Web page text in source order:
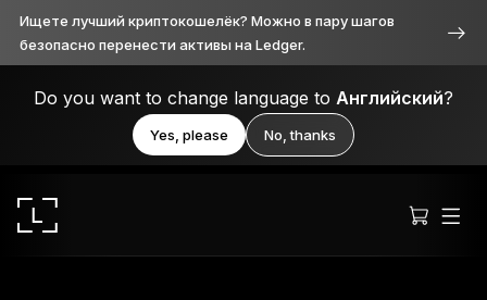
Ищете лучший криптокошелёк? Можно в пару шагов
безопасно перенести активы на Ledger.
Do you want to change language to Английский?
Yes, please No, thanks